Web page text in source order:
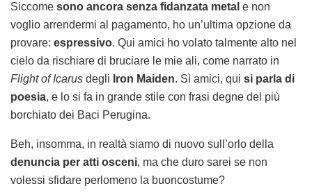
Siccome sono ancora senza fidanzata metal e non
voglio arrendermi al pagamento, ho un’ultima opzione da
provare: espressivo. Qui amici ho volato talmente alto nel
cielo da rischiare di bruciare le mie ali, come narrato in
Flight of Icarus degli Iron Maiden. Sì amici, qui si parla di
poesia, e lo si fa in grande stile con frasi degne del più
borchiato dei Baci Perugina.
Beh, insomma, in realtà siamo di nuovo sull’orlo della
denuncia per atti osceni, ma che duro sarei se non
volessi sfidare perlomeno la buoncostume?